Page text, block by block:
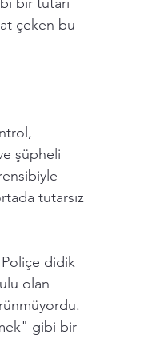
çeken bu
şüpheli
tutarsız
didik
olan
gibi bir